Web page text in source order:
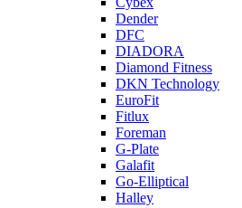
Dender
DFC
DIADORA
Diamond Fitness
DKN Technology
EuroFit
Fitlux
Foreman
G-Plate
Galafit
Go-Elliptical
Halley